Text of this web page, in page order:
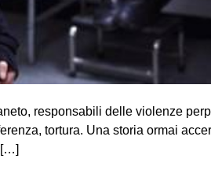
responsabili delle violenze
tortura. Una storia ormai
[…]